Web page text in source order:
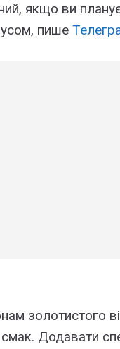
якщо ви
пише
золотистого
Додавати